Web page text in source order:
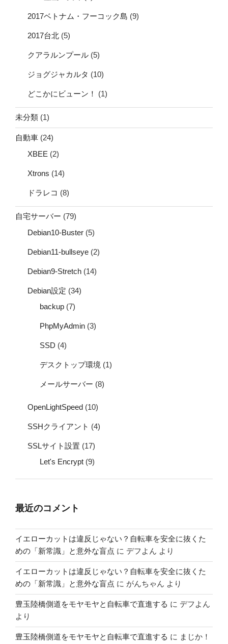
2017ベトナム・フーコック島 (9)
2017台北 (5)
クアラルンプール (5)
ジョグジャカルタ (10)
どこかにビューン！ (1)
未分類 (1)
自動車 (24)
XBEE (2)
Xtrons (14)
ドラレコ (8)
自宅サーバー (79)
Debian10-Buster (5)
Debian11-bullseye (2)
Debian9-Stretch (14)
Debian設定 (34)
backup (7)
PhpMyAdmin (3)
SSD (4)
デスクトップ環境 (1)
メールサーバー (8)
OpenLightSpeed (10)
SSHクライアント (4)
SSLサイト設置 (17)
Let's Encrypt (9)
最近のコメント
イエローカットは違反じゃない？自転車を安全に抜くた
めの「新常識」と意外な盲点 に デフよん より
イエローカットは違反じゃない？自転車を安全に抜くた
めの「新常識」と意外な盲点 に がんちゃん より
豊玉陸橋側道をモヤモヤと自転車で直進する に デフよん
より
豊玉陸橋側道をモヤモヤと自転車で直進する に まじか！